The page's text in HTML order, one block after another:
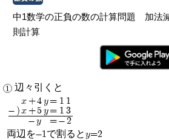
中1数学の正負の数の計算問題 加法
則計算
辺々引くと
x+4y = 11
-)x+5y = 13
-y
= -2
両辺を-1で割るとy=2